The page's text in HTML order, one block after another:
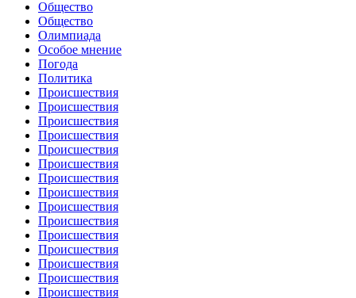
Общество
Общество
Олимпиада
Особое мнение
Погода
Политика
Происшествия
Происшествия
Происшествия
Происшествия
Происшествия
Происшествия
Происшествия
Происшествия
Происшествия
Происшествия
Происшествия
Происшествия
Происшествия
Происшествия
Происшествия